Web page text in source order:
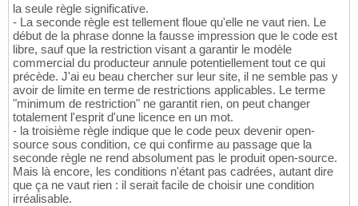
la seule règle significative.
- La seconde règle est tellement floue qu'elle ne vaut rien. Le
début de la phrase donne la fausse impression que le code est
libre, sauf que la restriction visant a garantir le modèle
commercial du producteur annule potentiellement tout ce qui
précède. J'ai eu beau chercher sur leur site, il ne semble pas y
avoir de limite en terme de restrictions applicables. Le terme
"minimum de restriction" ne garantit rien, on peut changer
totalement l'esprit d'une licence en un mot.
- la troisième règle indique que le code peux devenir open-
source sous condition, ce qui confirme au passage que la
seconde règle ne rend absolument pas le produit open-source.
Mais là encore, les conditions n'étant pas cadrées, autant dire
que ça ne vaut rien : il serait facile de choisir une condition
irréalisable.